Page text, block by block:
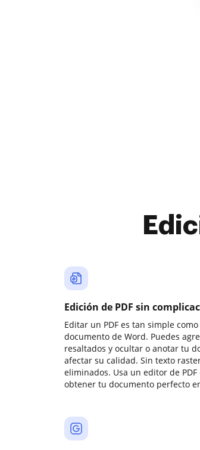
Edición de PDF sin
Editar un PDF es tan simple
documento de Word. Puedes
resaltados y ocultar o anotar tu
afectar su calidad. Sin texto
eliminados. Usa un editor de
obtener tu documento perfecto